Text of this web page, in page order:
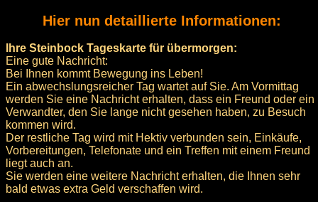
Hier nun detaillierte Informationen:
Ihre Steinbock Tageskarte für übermorgen:
Eine gute Nachricht:
Bei Ihnen kommt Bewegung ins Leben!
Ein abwechslungsreicher Tag wartet auf Sie. Am Vormittag
werden Sie eine Nachricht erhalten, dass ein Freund oder ein
Verwandter, den Sie lange nicht gesehen haben, zu Besuch
kommen wird.
Der restliche Tag wird mit Hektiv verbunden sein, Einkäufe,
Vorbereitungen, Telefonate und ein Treffen mit einem Freund
liegt auch an.
Sie werden eine weitere Nachricht erhalten, die Ihnen sehr
bald etwas extra Geld verschaffen wird.